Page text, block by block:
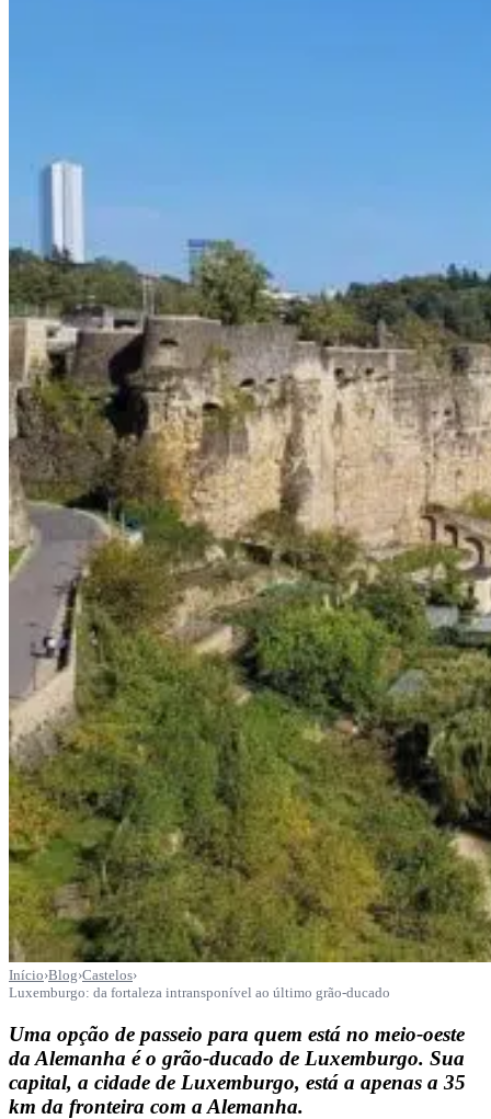
Início›Blog›Castelos›
Luxemburgo: da fortaleza intransponível ao último grão-ducado
Uma opção de passeio para quem está no meio-oeste
da Alemanha é o grão-ducado de Luxemburgo. Sua
capital, a cidade de Luxemburgo, está a apenas a 35
km da fronteira com a Alemanha.